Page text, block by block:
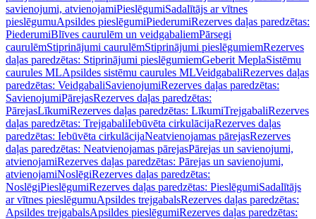
savienojumi, atvienojamiPieslēgumiSadalītājs ar vītnes
pieslēgumuApsildes pieslēgumiPiederumiRezerves daļas paredzētas:
PiederumiBlīves caurulēm un veidgabaliemPārsegi
caurulēmStiprinājumi caurulēmStiprinājumi pieslēgumiemRezerves
daļas paredzētas: Stiprinājumi pieslēgumiemGeberit MeplaSistēmu
caurules MLApsildes sistēmu caurules MLVeidgabaliRezerves daļas
paredzētas: VeidgabaliSavienojumiRezerves daļas paredzētas:
SavienojumiPārejasRezerves daļas paredzētas:
PārejasLīkumiRezerves daļas paredzētas: LīkumiTrejgabaliRezerves
daļas paredzētas: TrejgabaliIebūvēta cirkulācijaRezerves daļas
paredzētas: Iebūvēta cirkulācijaNeatvienojamas pārejasRezerves
daļas paredzētas: Neatvienojamas pārejasPārejas un savienojumi,
atvienojamiRezerves daļas paredzētas: Pārejas un savienojumi,
atvienojamiNoslēgiRezerves daļas paredzētas:
NoslēgiPieslēgumiRezerves daļas paredzētas: PieslēgumiSadalītājs
ar vītnes pieslēgumuApsildes trejgabalsRezerves daļas paredzētas:
Apsildes trejgabalsApsildes pieslēgumiRezerves daļas paredzētas: